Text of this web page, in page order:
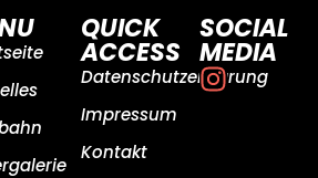
QUICK
ACCESS
Datenschutzerklärung
Impressum
Kontakt
SOCIAL
MEDIA